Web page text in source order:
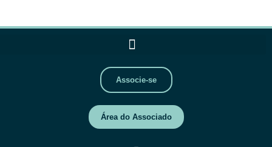
Associe-se
Área do Associado